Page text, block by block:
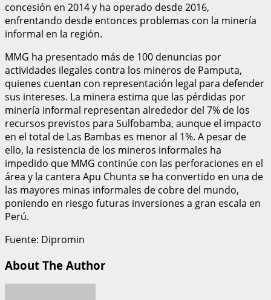
concesión en 2014 y ha operado desde 2016,
enfrentando desde entonces problemas con la minería
informal en la región.
MMG ha presentado más de 100 denuncias por
actividades ilegales contra los mineros de Pamputa,
quienes cuentan con representación legal para defender
sus intereses. La minera estima que las pérdidas por
minería informal representan alrededor del 7% de los
recursos previstos para Sulfobamba, aunque el impacto
en el total de Las Bambas es menor al 1%. A pesar de
ello, la resistencia de los mineros informales ha
impedido que MMG continúe con las perforaciones en el
área y la cantera Apu Chunta se ha convertido en una de
las mayores minas informales de cobre del mundo,
poniendo en riesgo futuras inversiones a gran escala en
Perú.
Fuente: Dipromin
About The Author